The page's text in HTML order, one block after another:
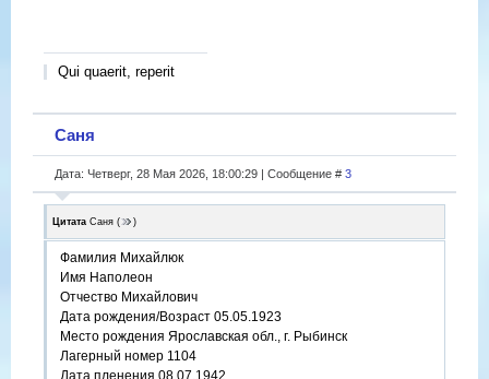
Qui quaerit, reperit
Саня
Дата: Четверг, 28 Мая 2026, 18:00:29 | Сообщение # 3
Цитата Саня ( )
Фамилия Михайлюк
Имя Наполеон
Отчество Михайлович
Дата рождения/Возраст 05.05.1923
Место рождения Ярославская обл., г. Рыбинск
Лагерный номер 1104
Дата пленения 08.07.1942